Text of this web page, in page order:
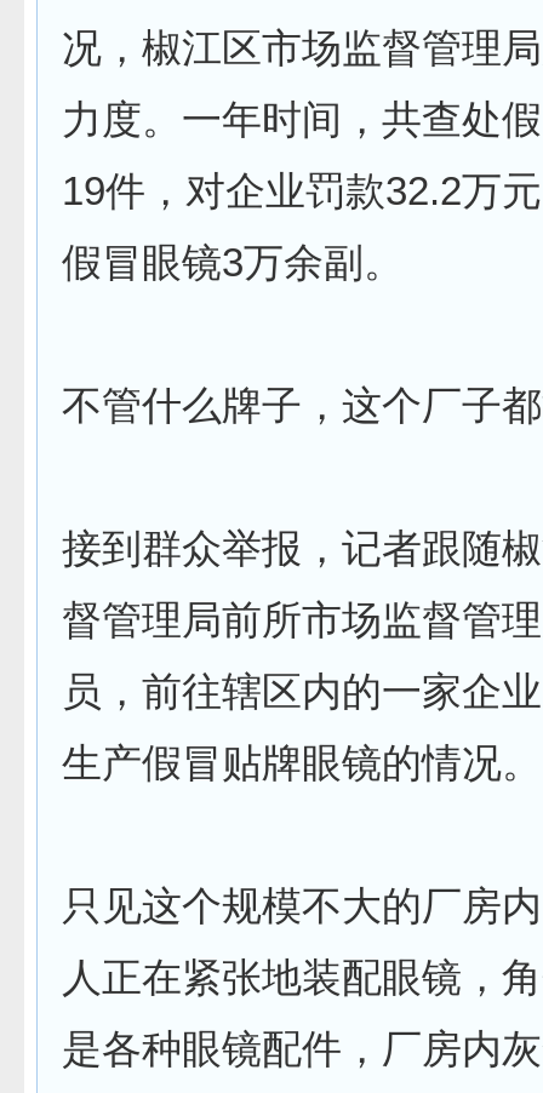
况，椒江区市场监督管理
力度。一年时间，共查处
19件，对企业罚款32.2万
假冒眼镜3万余副。
不管什么牌子，这个厂子
接到群众举报，记者跟随
督管理局前所市场监督管
员，前往辖区内的一家企
生产假冒贴牌眼镜的情况。
只见这个规模不大的厂房
人正在紧张地装配眼镜，
是各种眼镜配件，厂房内